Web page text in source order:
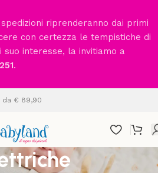
riprenderanno dai primi
con certezza le tempistiche di
interesse, la invitiamo a
.
da € 89,90